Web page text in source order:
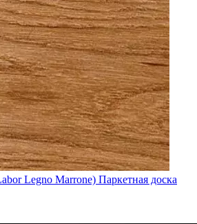
Legno Marrone) Паркетная доска